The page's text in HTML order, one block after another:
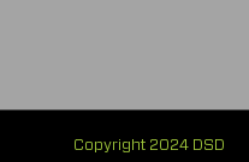
Copyright 2024 DSD